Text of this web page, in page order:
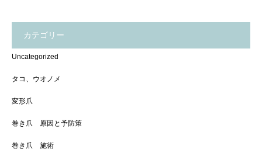
カテゴリー
Uncategorized
タコ、ウオノメ
変形爪
巻き爪 原因と予防策
巻き爪 施術